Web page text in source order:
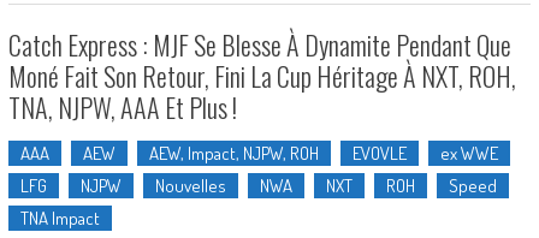
Catch Express : MJF Se Blesse À Dynamite Pendant Que
Moné Fait Son Retour, Fini La Cup Héritage À NXT, ROH,
TNA, NJPW, AAA Et Plus !
AAA AEW AEW, Impact, NJPW, ROH EVOVLE
ex WWE
LFG
NJPW Nouvelles NWA NXT ROH
Speed
TNA Impact